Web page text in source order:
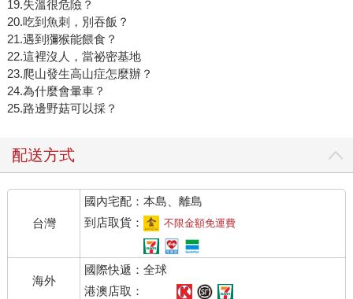
19.失溫很危險？
20.吃到魚刺，別吞飯？
21.遇到獼猴能餵食？
22.這裡沒人，當祕密基地
23.爬山發生高山症怎麼辦？
24.為什麼會暈車？
25.路邊野菇可以採？
配送方式
台灣
國內宅配：本島、離島
到店取貨：
不限金額免運費
海外
國際快遞：全球
港澳店取：